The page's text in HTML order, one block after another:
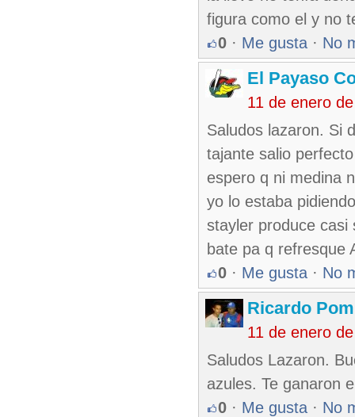
figura como el y no
0 · Me gusta · No
El Payaso
11 de enero
Saludos lazaron. Si
tajante salio
espero q ni medina
yo lo estaba
stayler produce
bate pa q refresque
0 · Me gusta · No
Ricardo
11 de enero
Saludos Lazaron.
azules. Te ganaron
0 · Me gusta · No